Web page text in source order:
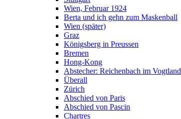
Wien, Februar 1924
Berta und ich gehn zum Maskenball
Wien (später)
Graz
Königsberg in Preussen
Bremen
Hong-Kong
Abstecher: Reichenbach im Vogtland
Überall
Zürich
Abschied von Paris
Abschied von Pascin
Chartres